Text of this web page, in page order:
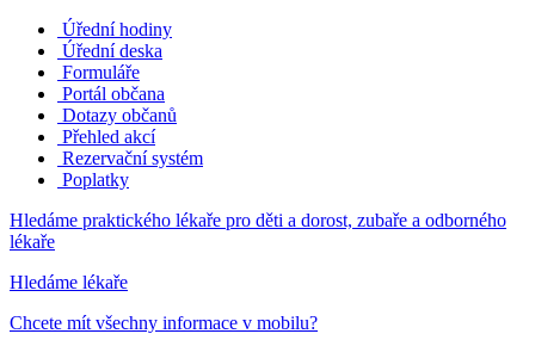
Úřední hodiny
Úřední deska
Formuláře
Portál občana
Dotazy občanů
Přehled akcí
Rezervační systém
Poplatky
Hledáme praktického lékaře pro děti a dorost, zubaře a odborného
lékaře
Hledáme lékaře
Chcete mít všechny informace v mobilu?